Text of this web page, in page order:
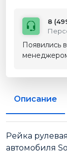
8
Появились
Описание
Рейка
автомобиля